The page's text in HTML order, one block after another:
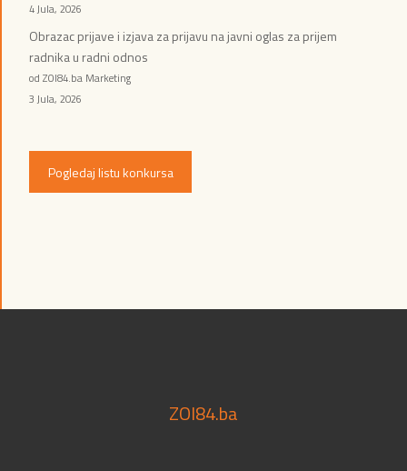
4 Jula, 2026
Obrazac prijave i izjava za prijavu na javni oglas za prijem
radnika u radni odnos
od ZOI84.ba Marketing
3 Jula, 2026
Pogledaj listu konkursa
ZOI84.ba